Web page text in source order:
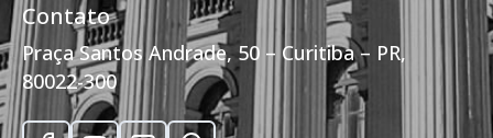
Contato
Praça Santos Andrade, 50 – Curitiba – PR,
80022-300